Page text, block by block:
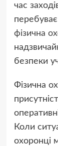
час
фізична
безпеки
Фізична
Коли
охоронці